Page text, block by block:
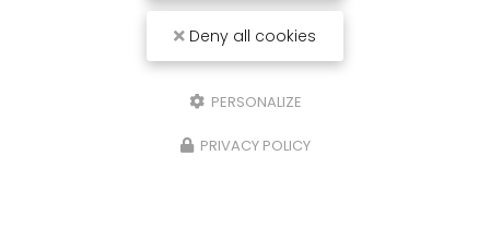
Deny all cookies
PERSONALIZE
PRIVACY POLICY